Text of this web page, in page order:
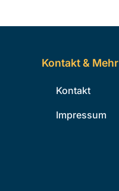
Kontakt & Mehr
Kontakt
Impressum